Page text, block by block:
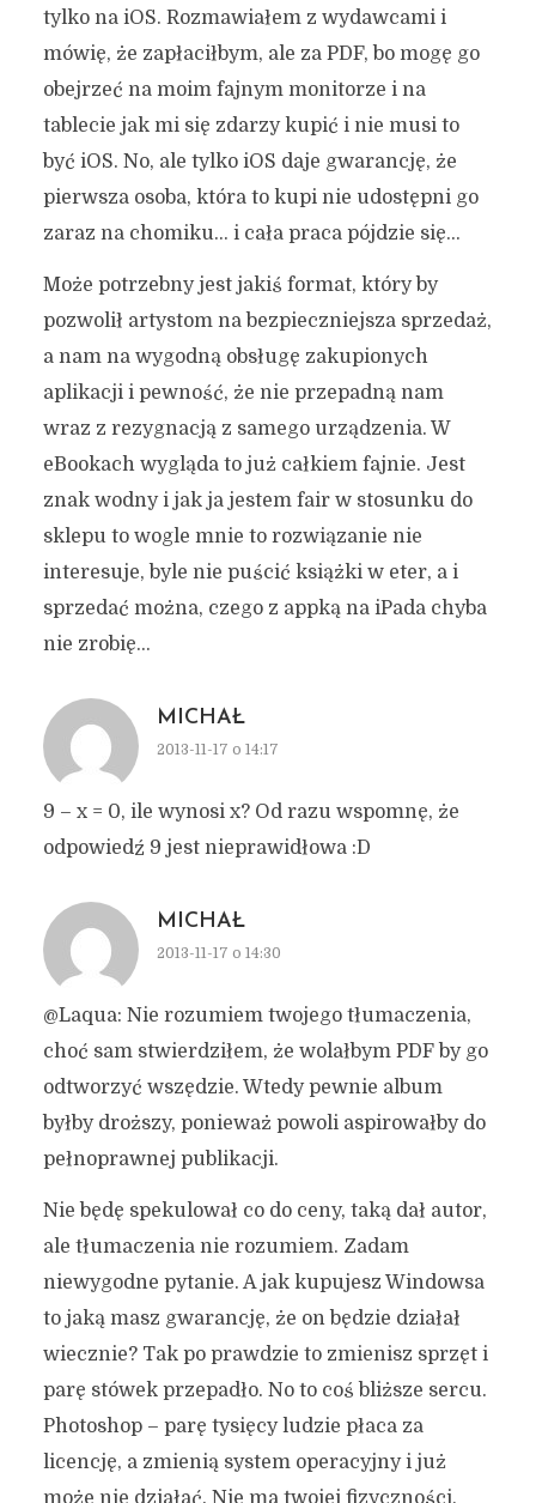
tylko na iOS. Rozmawiałem z wydawcami i
mówię, że zapłaciłbym, ale za PDF, bo mogę go
obejrzeć na moim fajnym monitorze i na
tablecie jak mi się zdarzy kupić i nie musi to
być iOS. No, ale tylko iOS daje gwarancję, że
pierwsza osoba, która to kupi nie udostępni go
zaraz na chomiku… i cała praca pójdzie się…
Może potrzebny jest jakiś format, który by
pozwolił artystom na bezpieczniejsza sprzedaż,
a nam na wygodną obsługę zakupionych
aplikacji i pewność, że nie przepadną nam
wraz z rezygnacją z samego urządzenia. W
eBookach wygląda to już całkiem fajnie. Jest
znak wodny i jak ja jestem fair w stosunku do
sklepu to wogle mnie to rozwiązanie nie
interesuje, byle nie puścić książki w eter, a i
sprzedać można, czego z appką na iPada chyba
nie zrobię…
MICHAŁ
2013-11-17 o 14:17
9 – x = 0, ile wynosi x? Od razu wspomnę, że
odpowiedź 9 jest nieprawidłowa :D
MICHAŁ
2013-11-17 o 14:30
@Laqua: Nie rozumiem twojego tłumaczenia,
choć sam stwierdziłem, że wolałbym PDF by go
odtworzyć wszędzie. Wtedy pewnie album
byłby droższy, ponieważ powoli aspirowałby do
pełnoprawnej publikacji.
Nie będę spekulował co do ceny, taką dał autor,
ale tłumaczenia nie rozumiem. Zadam
niewygodne pytanie. A jak kupujesz Windowsa
to jaką masz gwarancję, że on będzie działał
wiecznie? Tak po prawdzie to zmienisz sprzęt i
parę stówek przepadło. No to coś bliższe sercu.
Photoshop – parę tysięcy ludzie płaca za
licencję, a zmienią system operacyjny i już
może nie działać. Nie ma twojej fizyczności,